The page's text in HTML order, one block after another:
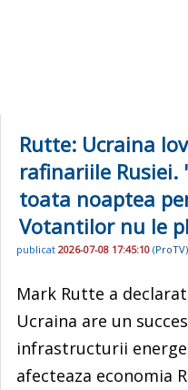
Rutte: Ucraina
rafinariile Rusiei.
toata noaptea
Votantilor nu le
publicat 2026-07-08 17:45:10 (ProTV)
Mark Rutte a
Ucraina are un
infrastructurii
afecteaza economia